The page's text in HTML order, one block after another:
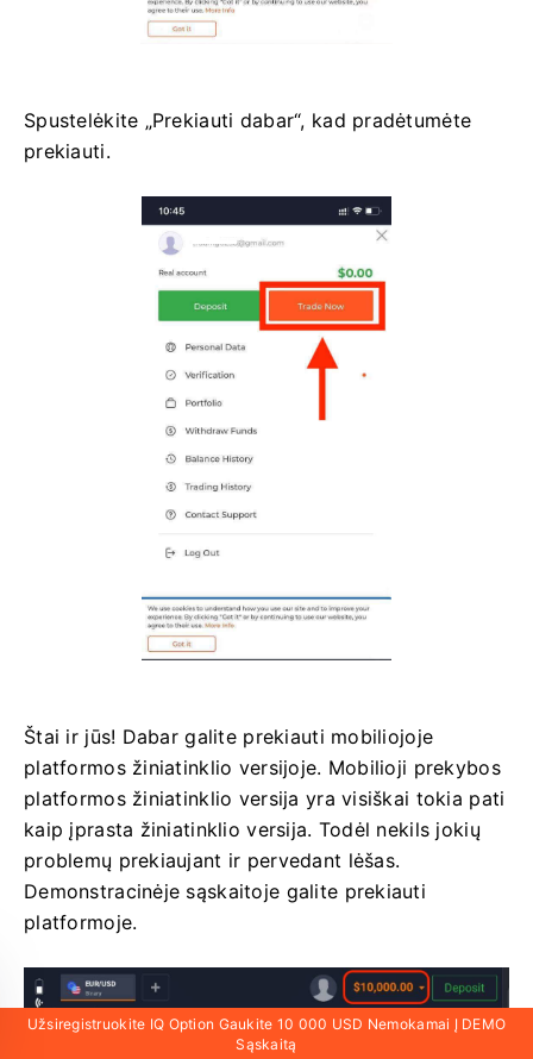
Spustelėkite „Prekiauti dabar“, kad pradėtumėte
prekiauti.
Štai ir jūs! Dabar galite prekiauti mobiliojoje
platformos žiniatinklio versijoje. Mobilioji prekybos
platformos žiniatinklio versija yra visiškai tokia pati
kaip įprasta žiniatinklio versija. Todėl nekils jokių
problemų prekiaujant ir pervedant lėšas.
Demonstracinėje sąskaitoje galite prekiauti
platformoje.
Užsiregistruokite IQ Option Gaukite 10 000 USD Nemokamai Į DEMO
Sąskaitą